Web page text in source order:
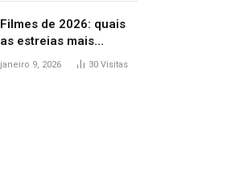
Filmes de 2026: quais
as estreias mais
aguardadas do ano?
janeiro 9, 2026 30 Visitas